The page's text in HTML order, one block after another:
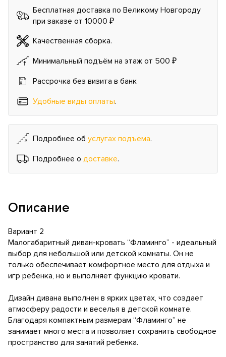
Бесплатная доставка по Великому Новгороду
при заказе от 10000 ₽
Качественная сборка.
Минимальный подъём на этаж от 500 ₽
Рассрочка без визита в банк
Удобные виды оплаты.
Подробнее об услугах подъема.
Подробнее о доставке.
Описание
Вариант 2
Малогабаритный диван-кровать “Фламинго” - идеальный
выбор для небольшой или детской комнаты. Он не
только обеспечивает комфортное место для отдыха и
игр ребенка, но и выполняет функцию кровати.
Дизайн дивана выполнен в ярких цветах, что создает
атмосферу радости и веселья в детской комнате.
Благодаря компактным размерам “Фламинго” не
занимает много места и позволяет сохранить свободное
пространство для занятий ребенка.